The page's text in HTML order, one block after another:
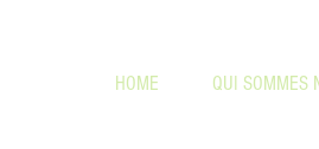
HOME QUI SOMMES